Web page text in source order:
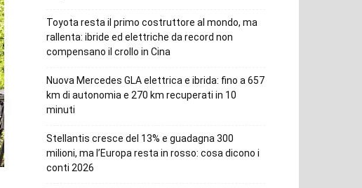
Toyota resta il primo costruttore al mondo, ma
rallenta: ibride ed elettriche da record non
compensano il crollo in Cina
Nuova Mercedes GLA elettrica e ibrida: fino a 657
km di autonomia e 270 km recuperati in 10
minuti
Stellantis cresce del 13% e guadagna 300
milioni, ma l’Europa resta in rosso: cosa dicono i
conti 2026